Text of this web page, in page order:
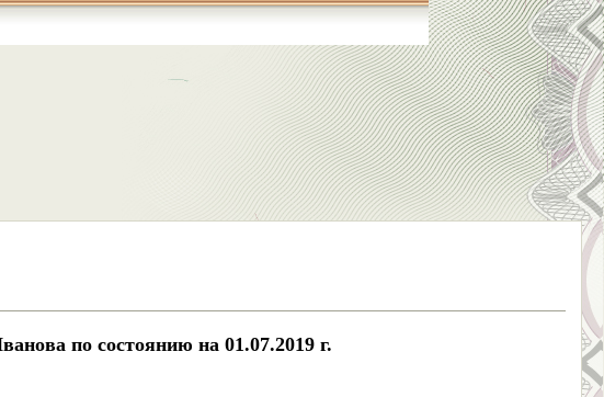
по состоянию на 01.07.2019 г.